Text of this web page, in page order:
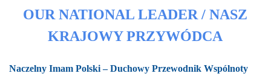
OUR NATIONAL LEADER / NASZ
KRAJOWY PRZYWÓDCA
Naczelny Imam Polski – Duchowy Przewodnik Wspólnoty